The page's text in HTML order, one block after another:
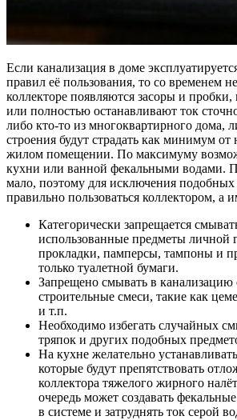
Если канализация в доме
правил её пользования, то со временем
коллекторе появляются засоры и пробки,
или полностью останавливают ток
либо кто-то из многоквартирного дома,
строения будут страдать как минимум от
жилом помещении. По максимуму
кухни или ванной фекальными водами.
мало, поэтому для исключения
правильно пользоваться коллектором, а
Категорически запрещается
использованные предметы личной
прокладки, памперсы, тампоны и
только туалетной бумаги.
Запрещено смывать в канализацию
строительные смеси, такие как
и т.п.
Необходимо избегать случайных
тряпок и других подобных
На кухне желательно
которые будут препятствовать
коллектора тяжелого жирного
очередь может создавать
в системе и затруднять ток серой